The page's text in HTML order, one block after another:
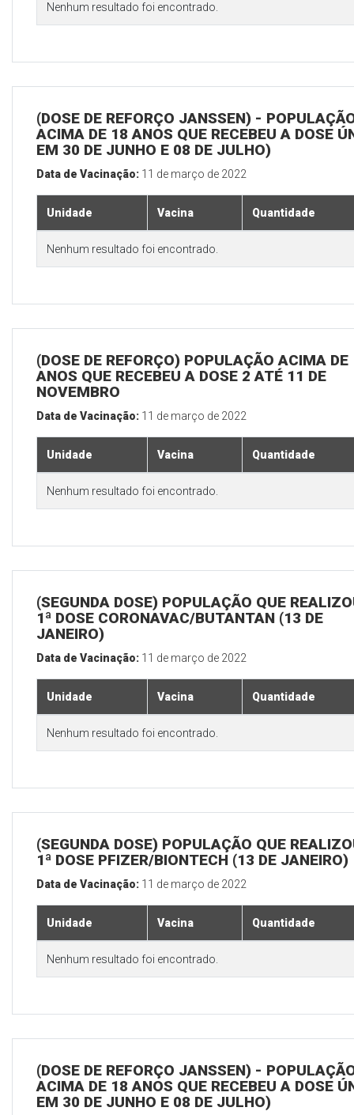
Nenhum resultado foi encontrado.
(DOSE DE REFORÇO JANSSEN) -
ACIMA DE 18 ANOS QUE RECEBEU A DOSE
EM 30 DE JUNHO E 08 DE JULHO)
Data de Vacinação: 11 de março de 2022
Unidade Vacina Quantidade
Nenhum resultado foi encontrado.
(DOSE DE REFORÇO) POPULAÇÃO ACIMA DE
ANOS QUE RECEBEU A DOSE 2 ATÉ 11 DE
NOVEMBRO
Data de Vacinação: 11 de março de 2022
Unidade Vacina Quantidade
Nenhum resultado foi encontrado.
(SEGUNDA DOSE) POPULAÇÃO QUE
1ª DOSE CORONAVAC/BUTANTAN (13 DE
JANEIRO)
Data de Vacinação: 11 de março de 2022
Unidade Vacina Quantidade
Nenhum resultado foi encontrado.
(SEGUNDA DOSE) POPULAÇÃO QUE
1ª DOSE PFIZER/BIONTECH (13 DE JANEIRO)
Data de Vacinação: 11 de março de 2022
Unidade Vacina Quantidade
Nenhum resultado foi encontrado.
(DOSE DE REFORÇO JANSSEN) -
ACIMA DE 18 ANOS QUE RECEBEU A DOSE
EM 30 DE JUNHO E 08 DE JULHO)